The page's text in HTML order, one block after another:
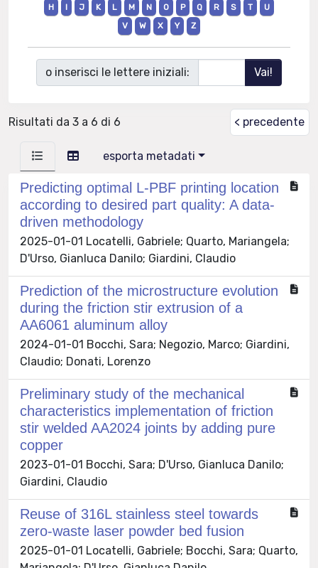
H
I J K L M N O P Q R S T
U
V
W X Y Z
o inserisci le lettere iniziali:
Risultati da 3 a 6 di 6 < precedente
esporta metadati
Predicting optimal L-PBF printing location
according to desired part quality: A data-
driven methodology
2025-01-01 Locatelli, Gabriele; Quarto, Mariangela;
D'Urso, Gianluca Danilo; Giardini, Claudio
Prediction of the microstructure evolution
during the friction stir extrusion of a
AA6061 aluminum alloy
2024-01-01 Bocchi, Sara; Negozio, Marco; Giardini,
Claudio; Donati, Lorenzo
Preliminary study of the mechanical
characteristics implementation of friction
stir welded AA2024 joints by adding pure
copper
2023-01-01 Bocchi, Sara; D'Urso, Gianluca Danilo;
Giardini, Claudio
Reuse of 316L stainless steel towards
zero-waste laser powder bed fusion
2025-01-01 Locatelli, Gabriele; Bocchi, Sara; Quarto,